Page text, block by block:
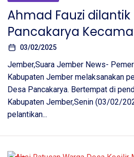
Ahmad Fauzi dilantik
Pancakarya
03/02/2025
Jember,Suara Jember News-
Kabupaten Jember melaksanakan
Desa Pancakarya. Bertempat di
Kabupaten Jember,Senin (03/02/
pelantikan...